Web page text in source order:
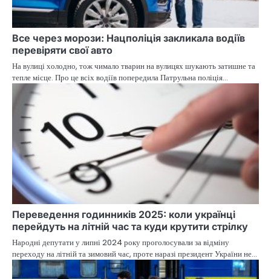
Все через морози: Нацполіція закликала водіїв
перевіряти свої авто
На вулиці холодно, тож чимало тварин на вулицях шукають затишне та
тепле місце. Про це всіх водіїв попередила Патрульна поліція…
Переведення годинників 2025: коли українці
перейдуть на літній час та куди крутити стрілку
Народні депутати у липні 2024 року проголосували за відміну
переходу на літній та зимовий час, проте наразі президент України не…